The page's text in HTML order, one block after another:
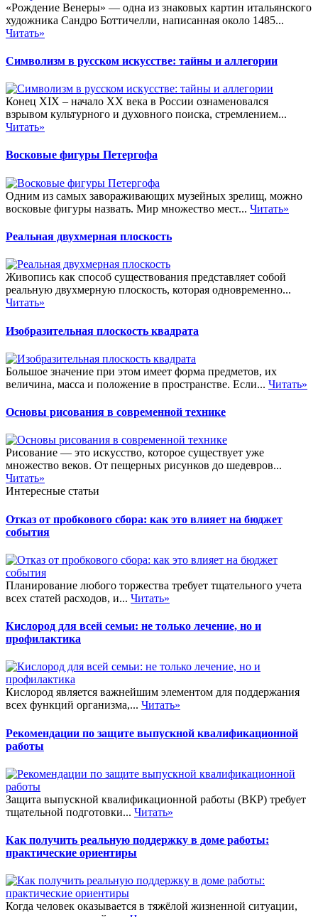
«Рождение Венеры» — одна из знаковых картин итальянского
художника Сандро Боттичелли, написанная около 1485...
Читать»
Символизм в русском искусстве: тайны и аллегории
Конец XIX – начало XX века в России ознаменовался
взрывом культурного и духовного поиска, стремлением...
Читать»
Восковые фигуры Петергофа
Одним из самых завораживающих музейных зрелищ, можно
восковые фигуры назвать. Мир множество мест... Читать»
Реальная двухмерная плоскость
Живопись как способ существования представляет собой
реальную двухмерную плоскость, которая одновременно...
Читать»
Изобразительная плоскость квадрата
Большое значение при этом имеет форма предметов, их
величина, масса и положение в пространстве. Если... Читать»
Основы рисования в современной технике
Рисование — это искусство, которое существует уже
множество веков. От пещерных рисунков до шедевров...
Читать»
Интересные статьи
Отказ от пробкового сбора: как это влияет на бюджет
события
Планирование любого торжества требует тщательного учета
всех статей расходов, и... Читать»
Кислород для всей семьи: не только лечение, но и
профилактика
Кислород является важнейшим элементом для поддержания
всех функций организма,... Читать»
Рекомендации по защите выпускной квалификационной
работы
Защита выпускной квалификационной работы (ВКР) требует
тщательной подготовки... Читать»
Как получить реальную поддержку в доме работы:
практические ориентиры
Когда человек оказывается в тяжёлой жизненной ситуации,